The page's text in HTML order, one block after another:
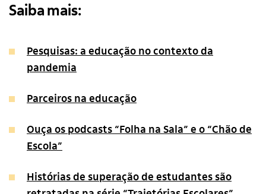
Saiba mais:
Pesquisas: a educação no contexto da
pandemia
Parceiros na educação
Ouça os podcasts “Folha na Sala” e o “Chão de
Escola”
Histórias de superação de estudantes são